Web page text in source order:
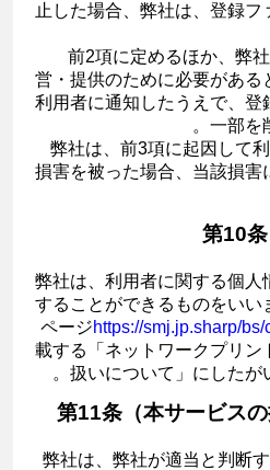
止した場合、弊社は、登録
7．前2項に定めるほか、
営・提供のために必要がある
利用者に通知したうえで、登
一部を
8．弊社は、前3項に起因し
損害を被った場合、当該損害
第10条
弊社は、利用者に関する個人
することができるものをいい
ページhttps://smj.jp.sharp/
載する「ネットワークプリン
扱いについて」にしたが
第11条（本サービスの
1．弊社は、弊社が適当と判断